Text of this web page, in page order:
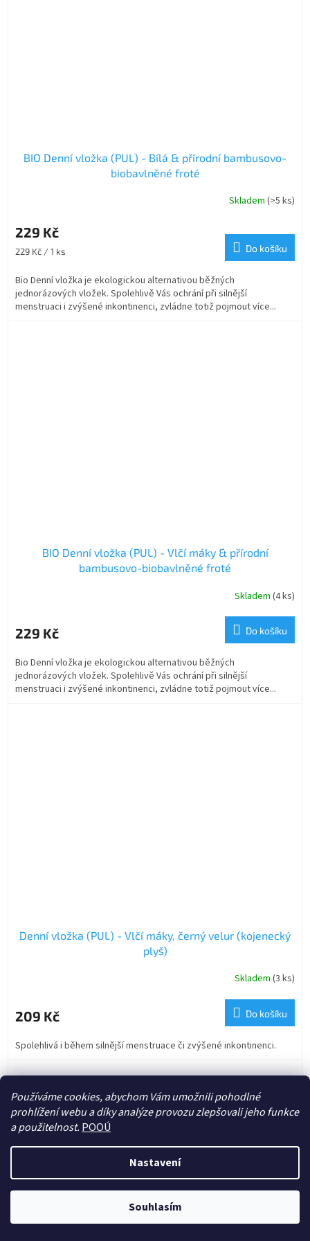
Používáme cookies, abychom Vám umožnili pohodlné
prohlížení webu a díky analýze provozu zlepšovali jeho funkce
a použitelnost. POOÚ
Nastavení
Souhlasím
BIO Denní vložka (PUL) - Bílá & přírodní bambusovo-
biobavlněné froté
Skladem (>5 ks)
229 Kč
Měrná
229 Kč / 1 ks Do košíku
Bio Denní vložka je ekologickou alternativou běžných
jednorázových vložek. Spolehlivě Vás ochrání při silnější
menstruaci i zvýšené inkontinenci, zvládne totiž pojmout více...
BIO Denní vložka (PUL) - Vlčí máky & přírodní
bambusovo-biobavlněné froté
Skladem (4 ks)
229 Kč Do košíku
Bio Denní vložka je ekologickou alternativou běžných
jednorázových vložek. Spolehlivě Vás ochrání při silnější
menstruaci i zvýšené inkontinenci, zvládne totiž pojmout více...
Denní vložka (PUL) - Vlčí máky, černý velur (kojenecký
plyš)
Skladem (3 ks)
209 Kč Do košíku
Spolehlivá i během silnější menstruace či zvýšené inkontinenci.